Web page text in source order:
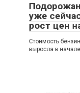
уже
рост цен
Стоимость
выросла в